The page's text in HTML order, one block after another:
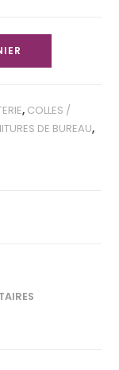
, COLLES /
DE BUREAU,